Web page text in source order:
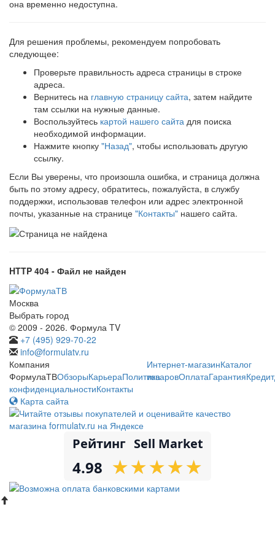
она временно недоступна.
Для решения проблемы, рекомендуем попробовать
следующее:
Проверьте правильность адреса страницы в строке
адреса.
Вернитесь на главную страницу сайта, затем найдите
там ссылки на нужные данные.
Воспользуйтесь картой нашего сайта для поиска
необходимой информации.
Нажмите кнопку "Назад", чтобы использовать другую
ссылку.
Если Вы уверены, что произошла ошибка, и страница должна
быть по этому адресу, обратитесь, пожалуйста, в службу
поддержки, использовав телефон или адрес электронной
почты, указанные на странице "Контакты" нашего сайта.
HTTP 404 - Файл не найден
Москва
Выбрать город
© 2009 - 2026. Формула TV
+7 (495) 929-70-22
info@formulatv.ru
Компания
ФормулаТВОбзорыКарьераПолитика
конфиденциальностиКонтакты
Интернет-магазинКаталог
товаровОплатаГарантияКредит
Карта сайта
Рейтинг Sell Market
4.98 ★
★★
★★
★★
★★
★